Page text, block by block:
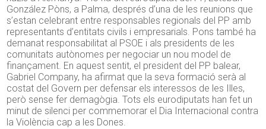
González Pòns, a Palma, després d’una de les reunions que
s’estan celebrant entre responsables regionals del PP amb
representants d’entitats civils i empresarials. Pons també ha
demanat responsabilitat al PSOE i als presidents de les
comunitats autònomes per negociar un nou model de
finançament. En aquest sentit, el president del PP balear,
Gabriel Company, ha afirmat que la seva formació serà al
costat del Govern per defensar els interessos de les Illes,
però sense fer demagògia. Tots els eurodiputats han fet un
minut de silenci per commemorar el Dia Internacional contra
la Violència cap a les Dones.